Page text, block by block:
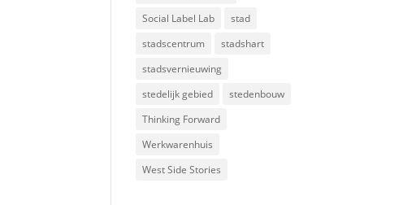
Social Label Lab
stad
stadscentrum
stadshart
stadsvernieuwing
stedelijk gebied
stedenbouw
Thinking Forward
Werkwarenhuis
West Side Stories